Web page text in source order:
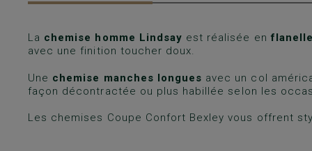
La chemise homme Lindsay est réalisée en
avec une finition toucher doux.
Une chemise manches longues avec un col
façon décontractée ou plus habillée selon les
Les chemises Coupe Confort Bexley vous offrent